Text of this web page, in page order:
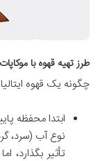
طرز تهیه قهوه با موکاپات
چگونه یک قهوه
ابتدا محفظه
نوع آب (سرد،
تأثیر بگذارد،